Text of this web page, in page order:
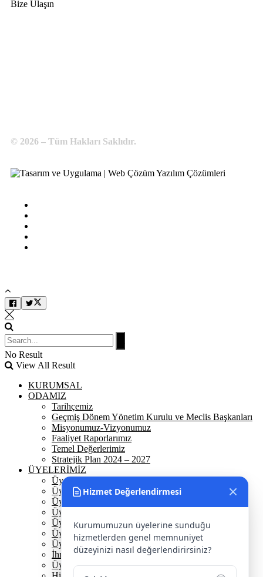
Bize Ulaşın
© 2026 – Tüm Hakları Saklıdır.
Hizmet Değerlendirmesi
Kurumumuzun üyelerine sunduğu
hizmetlerden genel memnuniyet
düzeyinizi nasıl değerlendirirsiniz?
No Result
View All Result
KURUMSAL
ODAMIZ
Tarihçemiz
Geçmiş Dönem Yönetim Kurulu ve Meclis Başkanları
Misyonumuz-Vizyonumuz
Faaliyet Raporlarımız
Temel Değerlerimiz
Stratejik Plan 2024 – 2027
ÜYELERİMİZ
Üyelerimiz
Üyelik
Üyelik Ön Başvuru
Üyelik Avantajlarımız
Üye Danışmanına Sor
Üye Sorumluluklarımız
Üye Bilgi Güncelleme Formu
İhracat Danışmanına Sor
Üye Başarı Hikayeleri